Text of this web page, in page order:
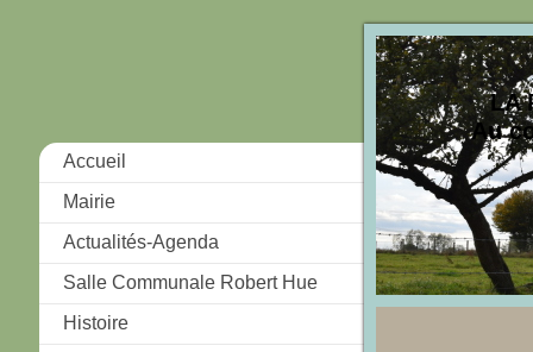
LA
Au
Accueil
Mairie
Actualités-Agenda
Salle Communale Robert Hue
Histoire